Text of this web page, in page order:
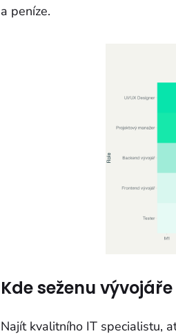
a peníze.
Kde seženu
Najít kvalitního IT specialistu,